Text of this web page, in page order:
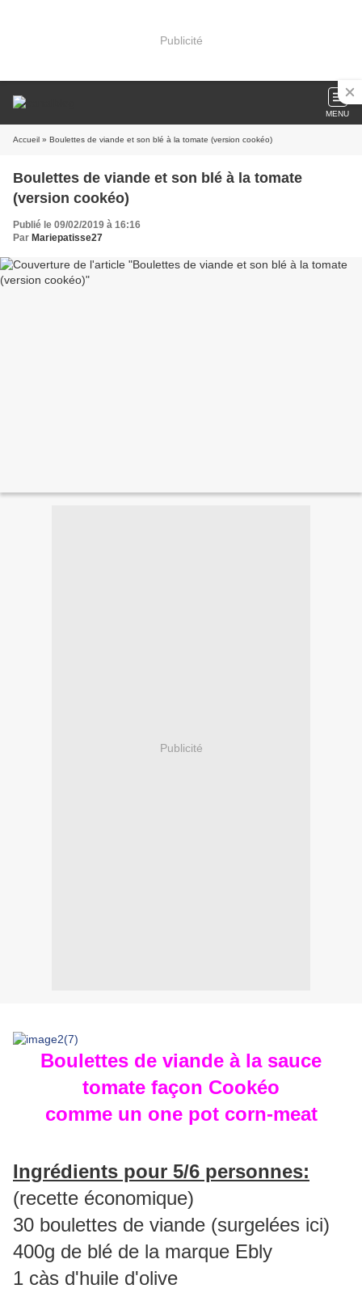
Publicité
MENU
Accueil » Boulettes de viande et son blé à la tomate (version cookéo)
Boulettes de viande et son blé à la tomate
(version cookéo)
Publié le 09/02/2019 à 16:16
Par Mariepatisse27
Publicité
Boulettes de viande à la sauce
tomate façon Cookéo
comme un one pot corn-meat
Ingrédients pour 5/6 personnes:
(recette économique)
30 boulettes de viande (surgelées ici)
400g de blé de la marque Ebly
1 càs d'huile d'olive